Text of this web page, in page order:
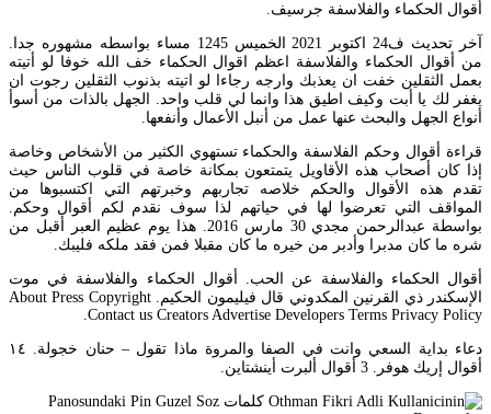
أقوال الحكماء والفلاسفة جرسيف.
آخر تحديث ف24 اكتوبر 2021 الخميس 1245 مساء بواسطه مشهوره جدا.
من أقوال الحكماء والفلاسفة اعظم اقوال الحكماء خف الله خوفا لو أتيته
بعمل الثقلين خفت ان يعذبك وارجه رجاءا لو اتيته بذنوب الثقلين رجوت ان
يغفر لك يا أبت وكيف اطيق هذا وانما لي قلب واحد. الجهل بالذات من أسوأ
أنواع الجهل والبحث عنها عمل من أنبل الأعمال وأنفعها.
قراءة أقوال وحكم الفلاسفة والحكماء تستهوي الكثير من الأشخاص وخاصة
إذا كان أصحاب هذه الأقاويل يتمتعون بمكانة خاصة في قلوب الناس حيث
تقدم هذه الأقوال والحكم خلاصه تجاربهم وخبرتهم التي اكتسبوها من
المواقف التي تعرضوا لها في حياتهم لذا سوف نقدم لكم أقوال وحكم.
بواسطة عبدالرحمن مجدي 30 مارس 2016. هذا يوم عظيم العبر أقبل من
شره ما كان مدبرا وأدبر من خيره ما كان مقبلا فمن فقد ملكه فليبك.
أقوال الحكماء والفلاسفة عن الحب. أقوال الحكماء والفلاسفة في موت
الإسكندر ذي القرنين المكدوني قال فيليمون الحكيم. About Press Copyright
Contact us Creators Advertise Developers Terms Privacy Policy.
دعاء بداية السعي وانت في الصفا والمروة ماذا تقول – حنان خجولة. ١٤
أقوال إريك هوفر. 3 أقوال ألبرت أينشتاين.